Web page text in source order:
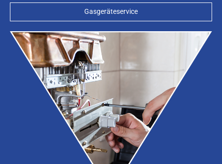
Gasgeräteservice